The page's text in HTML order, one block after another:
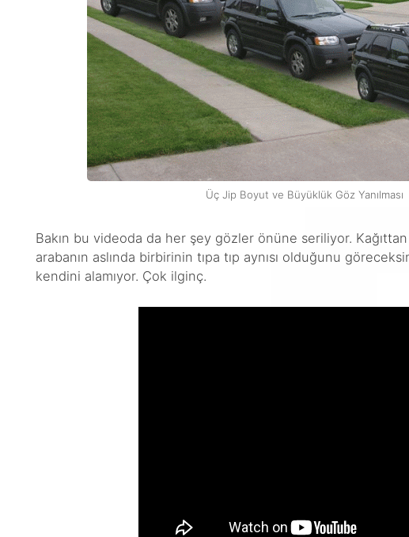
Üç Jip Boyut ve Büyüklük Göz Yanılması
Bakın bu videoda da her şey gözler önüne seriliyor.
arabanın aslında birbirinin tıpa tıp aynısı olduğunu
kendini alamıyor. Çok ilginç.